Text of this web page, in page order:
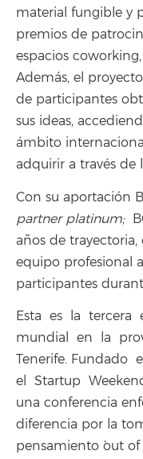
material fungible y
premios de
espacios
Además, el
de participantes
sus ideas,
ámbito
adquirir a través de
Con su aportación
partner platinum;
años de trayectoria,
equipo profesional
participantes
Esta es la tercera
mundial en la
Tenerife.
el Startup
una conferencia
diferencia por la
pensamiento `out